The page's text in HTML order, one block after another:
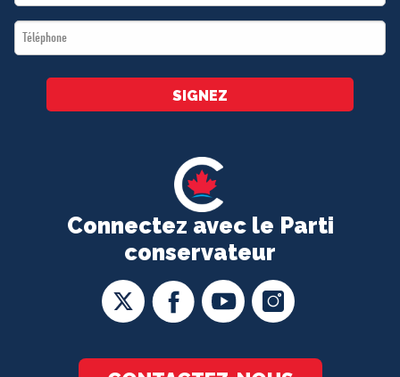
Connectez avec le Parti
conservateur
*
Téléphone
*
SIGNEZ